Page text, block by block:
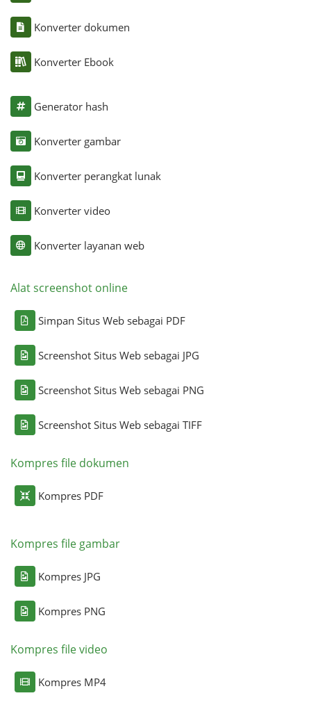
Konverter dokumen
Konverter Ebook
Generator hash
Konverter gambar
Konverter perangkat lunak
Konverter video
Konverter layanan web
Alat screenshot online
Simpan Situs Web sebagai PDF
Screenshot Situs Web sebagai JPG
Screenshot Situs Web sebagai PNG
Screenshot Situs Web sebagai TIFF
Kompres file dokumen
Kompres PDF
Kompres file gambar
Kompres JPG
Kompres PNG
Kompres file video
Kompres MP4